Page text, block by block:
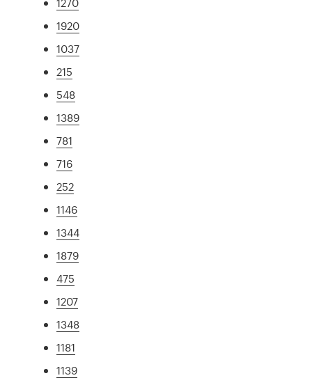
1920
1037
215
548
1389
781
716
252
1146
1344
1879
475
1207
1348
1181
1139